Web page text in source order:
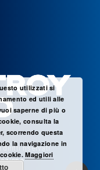
diritti riservati
utilizzati si
ed utili alle
saperne di più o
consulta la
scorrendo questa
la navigazione in
Maggiori